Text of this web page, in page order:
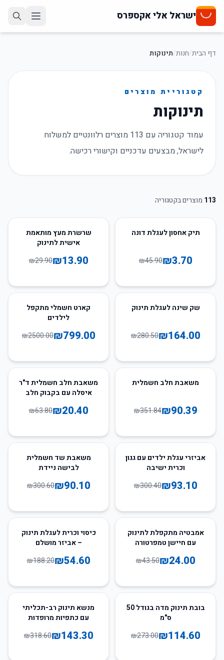
ישראל אלי אקספרס
דף הבית/חנות/תינוקות
קטגוריית מוצרים
תינוקות
עמוד קטגוריה עם 113 מוצרים רלוונטיים למשלוח
לישראל, מבצעים עדכניים וקישורי רכישה.
113 מוצרים בקטגוריה
92
תיק אחסון לעגלת דונה
₪3.70
₪45.90
54שרשרת מעץ מותאמת
אישית לתינוק
₪13.90
₪29.90
42
שק שינה לעגלת תינוק
₪164.00
₪280.50
68קארט חשמלי מתקפל
לילדים
₪799.00
₪2500.00
74
משאבת חלב חשמלית
₪90.39
₪351.84
68%משאבת חלב חשמלית ד"ר
איסלה עם בקבוק חלב
₪20.40
₪63.80
69%
אביזרי עגלת ילדים עם גגון
וכרית ישיבה
₪93.10
₪300.40
70משאבת שד חשמלית
לבישה ניידת
₪90.10
₪300.60
45%אמבטיה מתקפלת לתינוק
עם חיישן טמפרטורה
₪24.00
₪43.50
71
כיסוי וכרית לעגלת תינוק
– אביזר מושלם
תינוקות
₪54.60
₪188.20
58%
בובת תינוק מדה בגודל 50
ס"מ
₪114.60
₪273.00
55
מנשא תינוק רב-תכליתי
עם כתפיות מרופדות
₪143.30
₪318.60